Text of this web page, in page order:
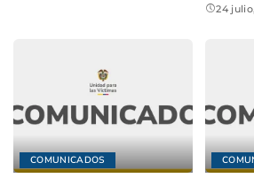
24
COMUNICADOS